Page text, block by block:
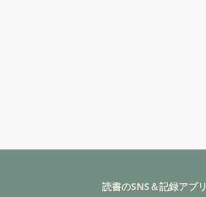
読書のSNS＆記録アプリ